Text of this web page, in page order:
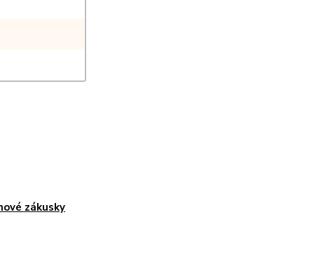
zákusky